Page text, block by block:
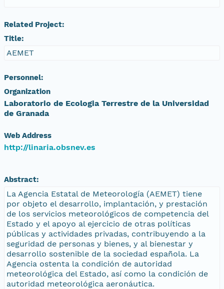
Related Project:
Title:
AEMET
Personnel:
Organization
Laboratorio de Ecologia Terrestre de la Universidad
de Granada
Web Address
http://linaria.obsnev.es
Abstract:
La Agencia Estatal de Meteorología (AEMET) tiene
por objeto el desarrollo, implantación, y prestación
de los servicios meteorológicos de competencia del
Estado y el apoyo al ejercicio de otras políticas
públicas y actividades privadas, contribuyendo a la
seguridad de personas y bienes, y al bienestar y
desarrollo sostenible de la sociedad española. La
Agencia ostenta la condición de autoridad
meteorológica del Estado, así como la condición de
autoridad meteorológica aeronáutica.